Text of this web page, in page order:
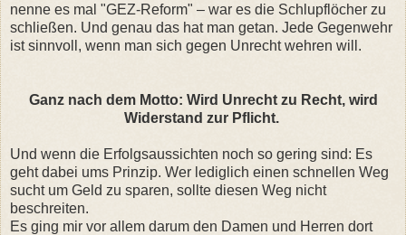
nenne es mal "GEZ-Reform" – war es die Schlupflöcher zu
schließen. Und genau das hat man getan. Jede Gegenwehr
ist sinnvoll, wenn man sich gegen Unrecht wehren will.
Ganz nach dem Motto: Wird Unrecht zu Recht, wird
Widerstand zur Pflicht.
Und wenn die Erfolgsaussichten noch so gering sind: Es
geht dabei ums Prinzip. Wer lediglich einen schnellen Weg
sucht um Geld zu sparen, sollte diesen Weg nicht
beschreiten.
Es ging mir vor allem darum den Damen und Herren dort